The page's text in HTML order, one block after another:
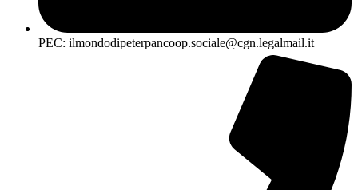
PEC: ilmondodipeterpancoop.sociale@cgn.legalmail.it